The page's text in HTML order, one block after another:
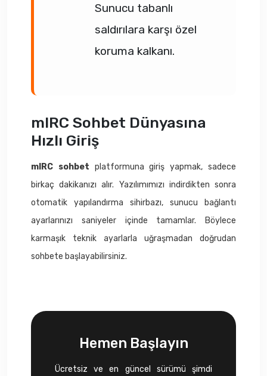
Sunucu tabanlı
saldırılara karşı özel
koruma kalkanı.
mIRC Sohbet Dünyasına
Hızlı Giriş
mIRC sohbet platformuna giriş yapmak, sadece
birkaç dakikanızı alır. Yazılımımızı indirdikten sonra
otomatik yapılandırma sihirbazı, sunucu bağlantı
ayarlarınızı saniyeler içinde tamamlar. Böylece
karmaşık teknik ayarlarla uğraşmadan doğrudan
sohbete başlayabilirsiniz.
Hemen Başlayın
Ücretsiz ve en güncel sürümü şimdi